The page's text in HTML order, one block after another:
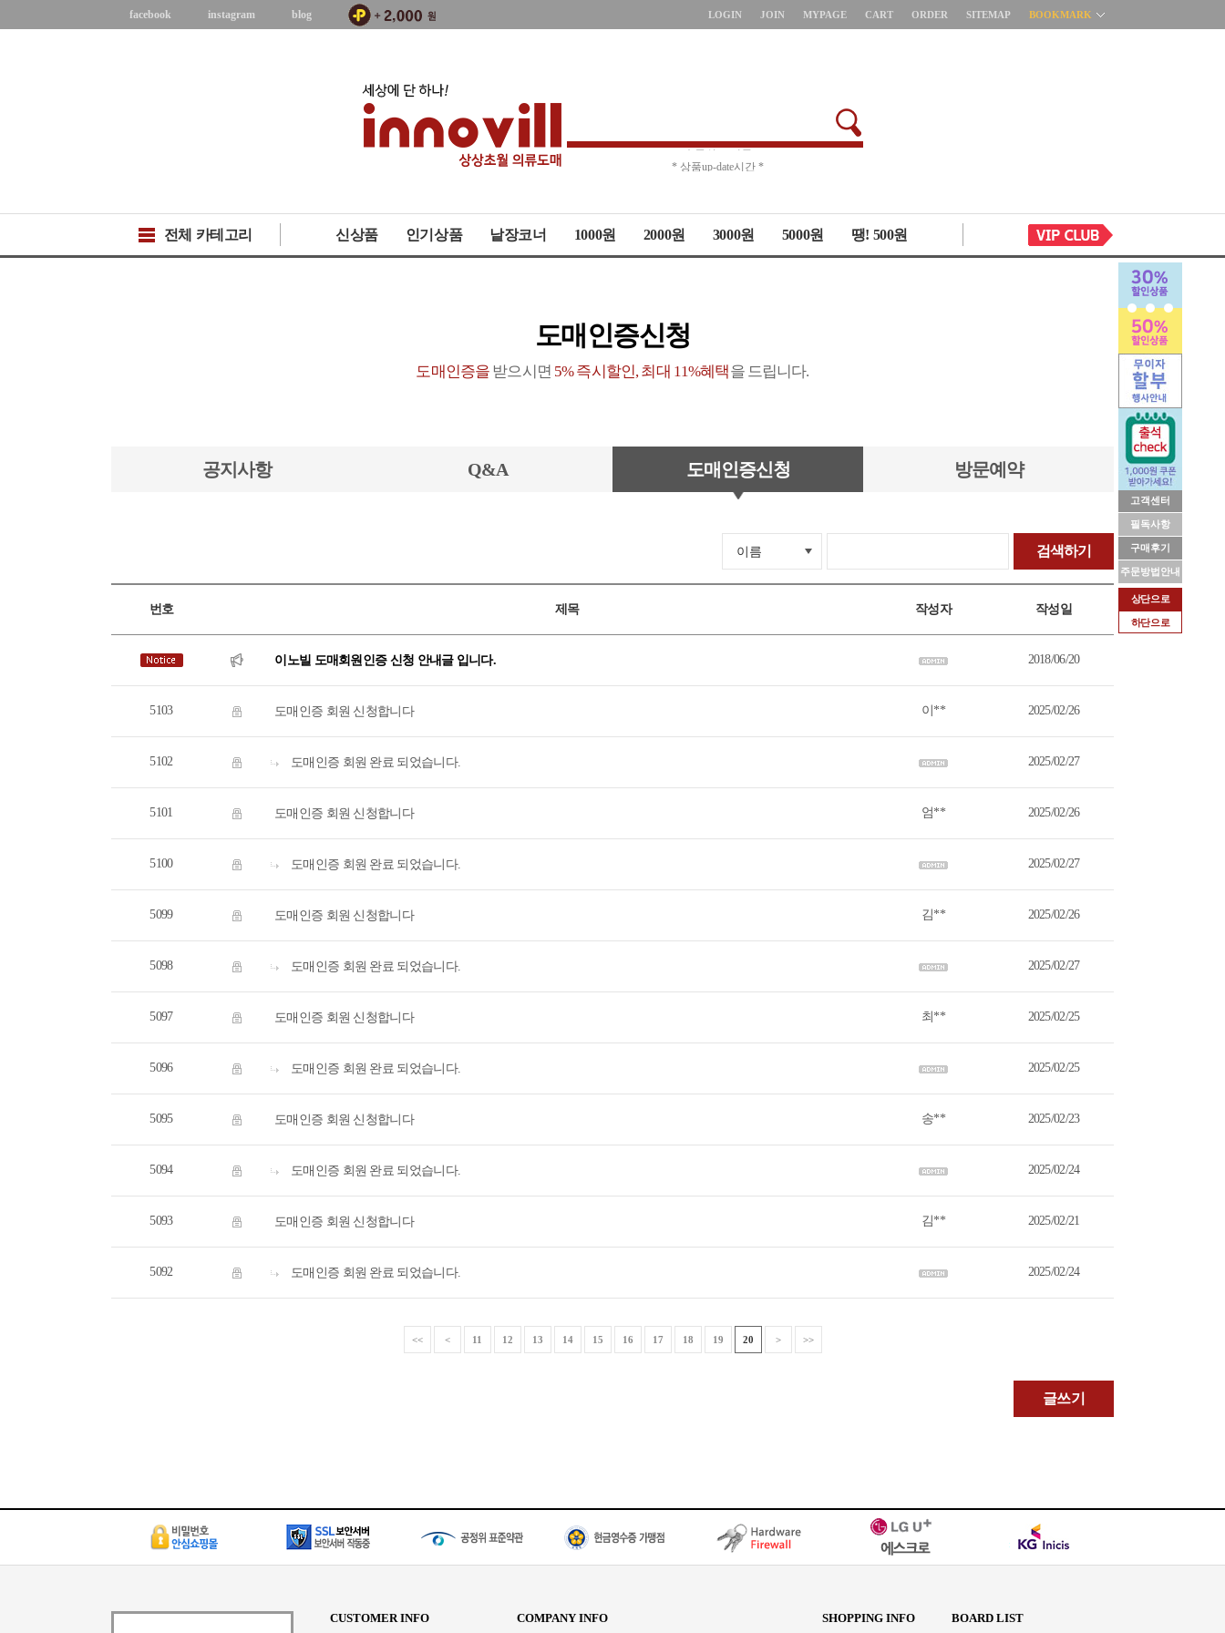
고객센터
필독사항
구매후기
주문방법안내
상단으로
하단으로
facebook instagram blog LOGIN JOIN MYPAGE CART ORDER SITEMAP BOOKMARK
* 주문취소 제한 *
전체 카테고리 신상품 인기상품 낱장코너 1000원 2000원 3000원 5000원 땡! 500원
도매인증신청
도매인증을 받으시면 5% 즉시할인, 최대 11%혜택을 드립니다.
공지사항 Q&A 도매인증신청 방문예약
이름 검색하기
번호 제목 작성자 작성일
이노빌 도매회원인증 신청 안내글 입니다. 2018/06/20
5103 도매인증 회원 신청합니다 이** 2025/02/26
5102 도매인증 회원 완료 되었습니다. 2025/02/27
5101 도매인증 회원 신청합니다 엄** 2025/02/26
5100 도매인증 회원 완료 되었습니다. 2025/02/27
5099 도매인증 회원 신청합니다 김** 2025/02/26
5098 도매인증 회원 완료 되었습니다. 2025/02/27
5097 도매인증 회원 신청합니다 최** 2025/02/25
5096 도매인증 회원 완료 되었습니다. 2025/02/25
5095 도매인증 회원 신청합니다 송** 2025/02/23
5094 도매인증 회원 완료 되었습니다. 2025/02/24
5093 도매인증 회원 신청합니다 김** 2025/02/21
5092 도매인증 회원 완료 되었습니다. 2025/02/24
<< < 11 12 13 14 15 16 17 18 19 20 > >>
글쓰기
CUSTOMER INFO COMPANY INFO SHOPPING INFO BOARD LIST